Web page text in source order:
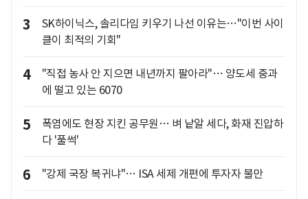
3
SK하이닉스, 솔리다임 키우기 나선 이유는…"이번 사이
클이 최적의 기회"
4
"직접 농사 안 지으면 내년까지 팔아라"… 양도세 중과
에 떨고 있는 6070
5
폭염에도 현장 지킨 공무원… 벼 낱알 세다, 화재 진압하
다 '풀썩'
6 "강제 국장 복귀냐"… ISA 세제 개편에 투자자 불만